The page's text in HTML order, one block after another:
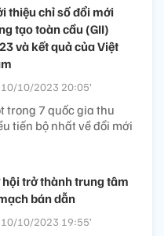
thiệu chỉ số đổi mới
tạo toàn cầu (GII)
và kết quả của Việt
10/10/2023 20:05’
trong 7 quốc gia thu
tiến bộ nhất về đổi mới
hội trở thành trung tâm
bán dẫn
10/10/2023 19:55’